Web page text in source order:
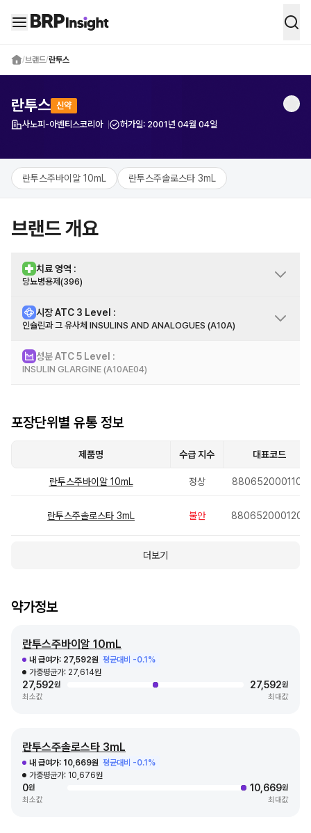
/브랜드/란투스
란투스 신약
사노피-아벤티스코리아 허가일: 2001년 04월 04일
란투스주바이알 10mL 란투스주솔로스타 3mL
브랜드 개요
치료 영역 :
당뇨병용제(396)
효능 효과
만 2세 이상의 어린이와 청소년 및 성인에서의 인슐린 요법을 필요로 하는 당뇨
시장 ATC 3 Level :
인슐린과 그 유사체 INSULINS AND ANALOGUES (A10A)
시장 정보
이 그룹은 인간 및 동물 인슐린 모두로 구성됩니다. 인슐린 제제는 작용 시작 및
속 기간에 따라 각 4단계에서 30시리즈 복합 제제로 분류됩니다.
성분 ATC 5 Level :
INSULIN GLARGINE (A10AE04)
포장단위별 유통 정보
제품명 수급 지수 대표코드
란투스주바이알 10mL 정상 8806520001105
란투스주솔로스타 3mL 불안 8806520001204
더보기
약가정보
란투스주바이알 10mL
내 급여가: 27,592원 평균대비 -0.1%
가중평균가: 27,614원
27,592원
최소값
27,592원
최대값
란투스주솔로스타 3mL
내 급여가: 10,669원 평균대비 -0.1%
가중평균가: 10,676원
0원
최소값
10,669원
최대값